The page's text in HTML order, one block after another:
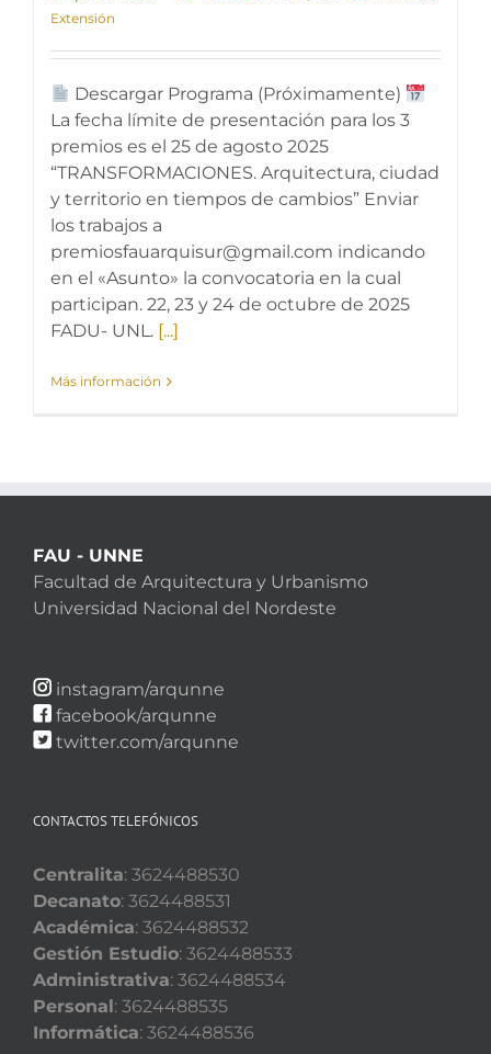
Extensión
Descargar Programa (Próximamente)
La fecha límite de presentación para los 3
premios es el 25 de agosto 2025
“TRANSFORMACIONES. Arquitectura, ciudad
y territorio en tiempos de cambios” Enviar
los trabajos a
premiosfauarquisur@gmail.com indicando
en el «Asunto» la convocatoria en la cual
participan. 22, 23 y 24 de octubre de 2025
FADU- UNL. [...]
Más información
FAU - UNNE
Facultad de Arquitectura y Urbanismo
Universidad Nacional del Nordeste
instagram/arqunne
facebook/arqunne
twitter.com/arqunne
CONTACTOS TELEFÓNICOS
Centralita: 3624488530
Decanato: 3624488531
Académica: 3624488532
Gestión Estudio: 3624488533
Administrativa: 3624488534
Personal: 3624488535
Informática: 3624488536